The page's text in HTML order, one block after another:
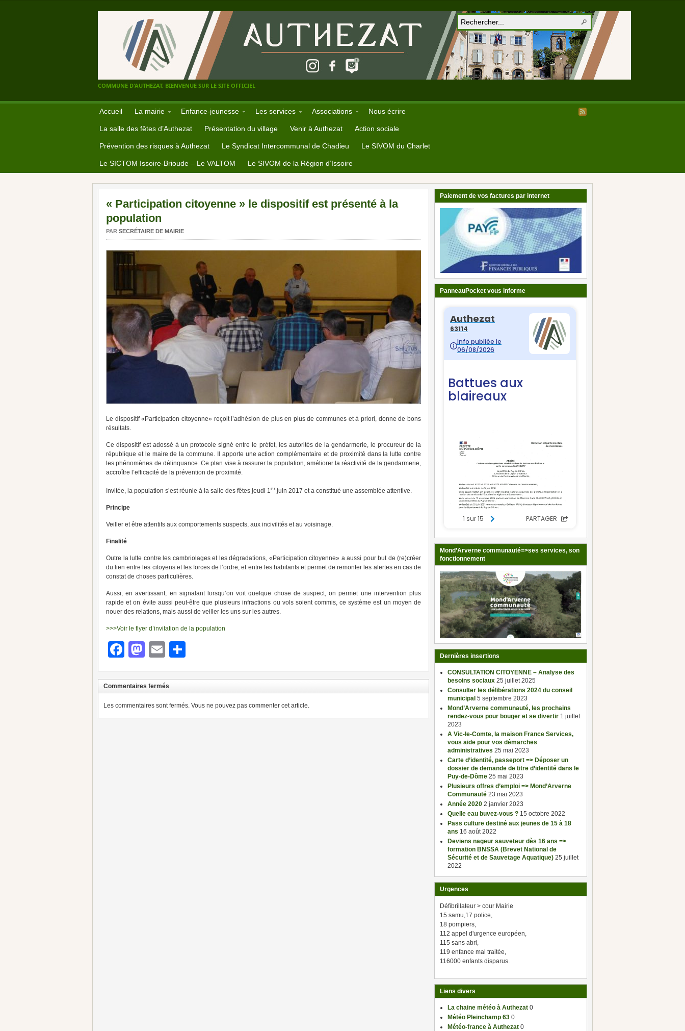
COMMUNE D'AUTHEZAT, BIENVENUE SUR LE SITE OFFICIEL
Accueil La mairie Enfance-jeunesse Les services Associations Nous écrire
La salle des fêtes d’Authezat Présentation du village Venir à Authezat Action sociale
Prévention des risques à Authezat Le Syndicat Intercommunal de Chadieu Le SIVOM du Charlet
Le SICTOM Issoire-Brioude – Le VALTOM Le SIVOM de la Région d’Issoire
« Participation citoyenne » le dispositif est présenté à la
population
PAR SECRÉTAIRE DE MAIRIE
Le dispositif «Participation citoyenne» reçoit l’adhésion de plus en plus de communes et à priori, donne de bons
résultats.
Ce dispositif est adossé à un protocole signé entre le préfet, les autorités de la gendarmerie, le procureur de la
république et le maire de la commune. Il apporte une action complémentaire et de proximité dans la lutte contre
les phénomènes de délinquance. Ce plan vise à rassurer la population, améliorer la réactivité de la gendarmerie,
accroître l’efficacité de la prévention de proximité.
Invitée, la population s’est réunie à la salle des fêtes jeudi 1er juin 2017 et a constitué une assemblée attentive.
Principe
Veiller et être attentifs aux comportements suspects, aux incivilités et au voisinage.
Finalité
Outre la lutte contre les cambriolages et les dégradations, «Participation citoyenne» a aussi pour but de (re)créer
du lien entre les citoyens et les forces de l’ordre, et entre les habitants et permet de remonter les alertes en cas de
constat de choses particulières.
Aussi, en avertissant, en signalant lorsqu’on voit quelque chose de suspect, on permet une intervention plus
rapide et on évite aussi peut-être que plusieurs infractions ou vols soient commis, ce système est un moyen de
nouer des relations, mais aussi de veiller les uns sur les autres.
>>>Voir le flyer d’invitation de la population
Facebook
Mastodon
Email
Commentaires fermés
Les commentaires sont fermés. Vous ne pouvez pas commenter cet article.
Paiement de vos factures par internet
PanneauPocket vous informe
Mond’Arverne communauté=>ses services, son
fonctionnement
Dernières insertions
CONSULTATION CITOYENNE – Analyse des
besoins sociaux 25 juillet 2025
Consulter les délibérations 2024 du conseil
municipal 5 septembre 2023
Mond’Arverne communauté, les prochains
rendez-vous pour bouger et se divertir 1 juillet
2023
A Vic-le-Comte, la maison France Services,
vous aide pour vos démarches
administratives 25 mai 2023
Carte d’identité, passeport => Déposer un
dossier de demande de titre d’identité dans le
Puy-de-Dôme 25 mai 2023
Plusieurs offres d’emploi => Mond’Arverne
Communauté 23 mai 2023
Année 2020 2 janvier 2023
Quelle eau buvez-vous ? 15 octobre 2022
Pass culture destiné aux jeunes de 15 à 18
ans 16 août 2022
Deviens nageur sauveteur dès 16 ans =>
formation BNSSA (Brevet National de
Sécurité et de Sauvetage Aquatique) 25 juillet
2022
Urgences
Défibrillateur > cour Mairie
15 samu,17 police,
18 pompiers,
112 appel d'urgence européen,
115 sans abri,
119 enfance mal traitée,
116000 enfants disparus.
Liens divers
La chaine météo à Authezat 0
Météo Pleinchamp 63 0
Météo-france à Authezat 0